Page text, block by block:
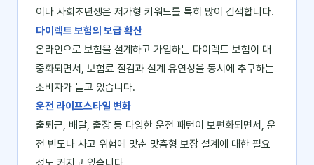
이나 사회초년생은 저가형 키워드를 특히 많이 검색합니다.
다이렉트 보험의 보급 확산
온라인으로 보험을 설계하고 가입하는 다이렉트 보험이 대
중화되면서, 보험료 절감과 설계 유연성을 동시에 추구하는
소비자가 늘고 있습니다.
운전 라이프스타일 변화
출퇴근, 배달, 출장 등 다양한 운전 패턴이 보편화되면서, 운
전 빈도나 사고 위험에 맞춘 맞춤형 보장 설계에 대한 필요